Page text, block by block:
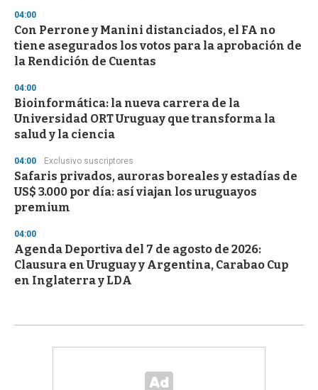
04:00
Con Perrone y Manini distanciados, el FA no
tiene asegurados los votos para la aprobación de
la Rendición de Cuentas
04:00
Bioinformática: la nueva carrera de la
Universidad ORT Uruguay que transforma la
salud y la ciencia
04:00 Exclusivo suscriptores
Safaris privados, auroras boreales y estadías de
US$ 3.000 por día: así viajan los uruguayos
premium
04:00
Agenda Deportiva del 7 de agosto de 2026:
Clausura en Uruguay y Argentina, Carabao Cup
en Inglaterra y LDA